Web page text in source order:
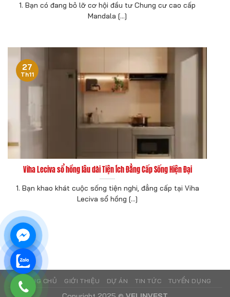
1. Bạn có đang bỏ lỡ cơ hội đầu tư Chung cư cao cấp
Mandala [...]
Viha Leciva sổ hồng lâu dài Tiện Ích Đẳng Cấp Sống Hiện Đại
1. Bạn khao khát cuộc sống tiện nghi, đẳng cấp tại Viha
Leciva sổ hồng [...]
27
Th11
TRANG CHỦ GIỚI THIỆU DỰ ÁN TIN TỨC TUYỂN DỤNG